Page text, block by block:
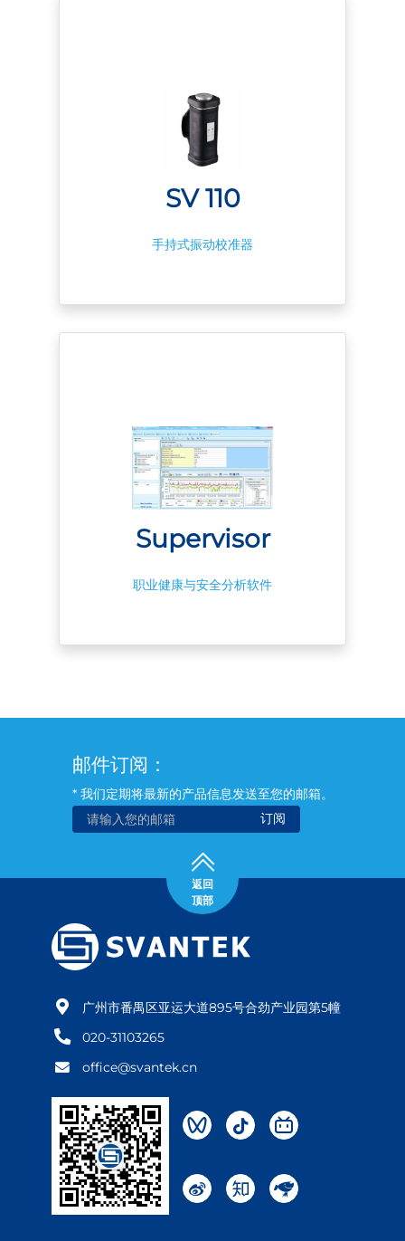
SV 110
手持式振动校准器
Supervisor
职业健康与安全分析软件
邮件订阅：
* 我们定期将最新的产品信息发送至您的邮箱。
返回
顶部
广州市番禺区亚运大道895号合劲产业园第5幢
020-31103265
office@svantek.cn